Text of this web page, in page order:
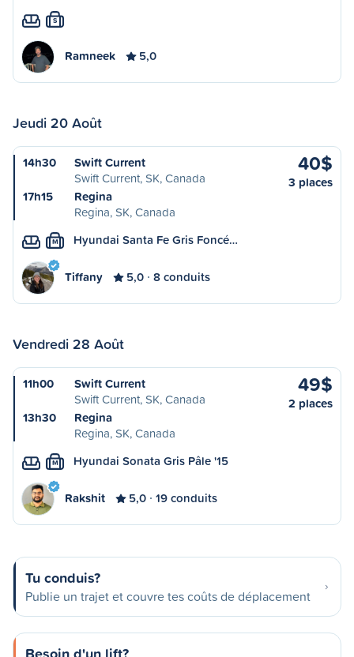
S
Ramneek 5,0
Jeudi 20 Août
14h30
Swift Current
Swift Current, SK, Canada
17h15
Regina
Regina, SK, Canada
40$
3 places
M Hyundai Santa Fe Gris Foncé…
Tiffany 5,0 8 conduits
Vendredi 28 Août
11h00
Swift Current
Swift Current, SK, Canada
13h30
Regina
Regina, SK, Canada
49$
2 places
M Hyundai Sonata Gris Pâle '15
Rakshit 5,0 19 conduits
Tu conduis?
Publie un trajet et couvre tes coûts de déplacement